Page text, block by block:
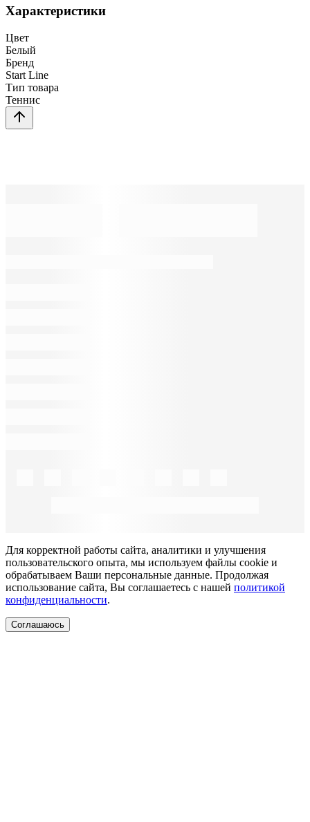
Характеристики
Цвет
Белый
Бренд
Start Line
Тип товара
Теннис
Для корректной работы сайта, аналитики и улучшения
пользовательского опыта, мы используем файлы cookie и
обрабатываем Ваши персональные данные. Продолжая
использование сайта, Вы соглашаетесь с нашей политикой
конфиденциальности.
Соглашаюсь